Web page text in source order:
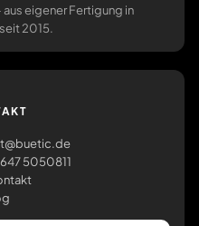
eigener Fertigung in
2015.
5050811